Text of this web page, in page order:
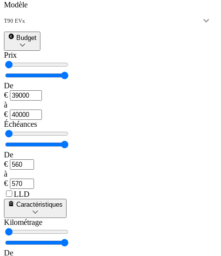
Modèle
T90 EVx
Budget
Prix
De
€
à
€
Échéances
De
€
à
€
LLD
Caractéristiques
Kilométrage
De